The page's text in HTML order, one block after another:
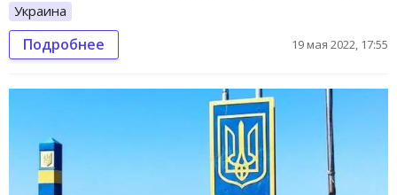
Украина
Подробнее 19 мая 2022, 17:55